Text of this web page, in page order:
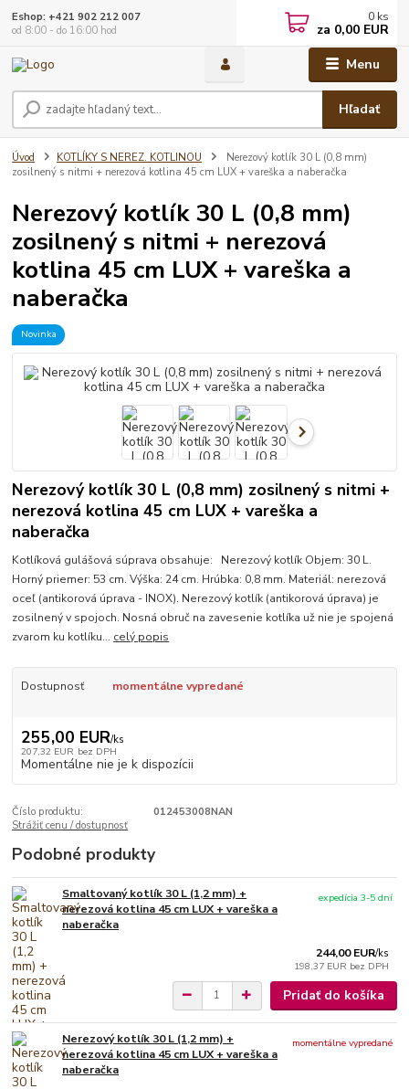
Menu
Hľadať
Eshop: +421 902 212 007
od 8:00 - do 16:00 hod
0 ks
za 0,00 EUR
Úvod KOTLÍKY S NEREZ. KOTLINOU
Nerezový kotlík 30 L (0,8 mm)
zosilnený s nitmi + nerezová kotlina 45 cm LUX + vareška a naberačka
Nerezový kotlík 30 L (0,8 mm)
zosilnený s nitmi + nerezová
kotlina 45 cm LUX + vareška a
naberačka
Novinka
Nerezový kotlík 30 L (0,8 mm) zosilnený s nitmi +
nerezová kotlina 45 cm LUX + vareška a
naberačka
Kotlíková gulášová súprava obsahuje: Nerezový kotlík Objem: 30 L.
Horný priemer: 53 cm. Výška: 24 cm. Hrúbka: 0,8 mm. Materiál: nerezová
oceľ (antikorová úprava - INOX). Nerezový kotlík (antikorová úprava) je
zosilnený v spojoch. Nosná obruč na zavesenie kotlíka už nie je spojená
zvarom ku kotlíku... celý popis
Dostupnosť momentálne vypredané
255,00 EUR/ks
207,32 EUR bez DPH
Momentálne nie je k dispozícii
Číslo produktu:
012453008NAN
Strážiť cenu / dostupnosť
Podobné produkty
Smaltovaný kotlík 30 L (1,2 mm) +
nerezová kotlina 45 cm LUX + vareška a
naberačka
244,00 EUR/ks
198,37 EUR bez DPH
expedícia 3-5 dní
Pridať do košíka
Nerezový kotlík 30 L (1,2 mm) +
nerezová kotlina 45 cm LUX + vareška a
naberačka
momentálne vypredané